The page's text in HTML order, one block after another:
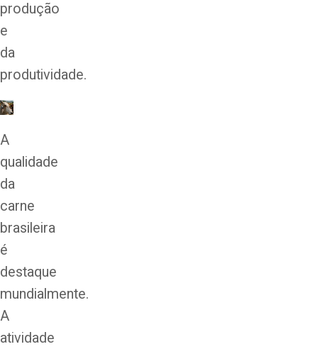
produção
e
da
produtividade.
A
qualidade
da
carne
brasileira
é
destaque
mundialmente.
A
atividade